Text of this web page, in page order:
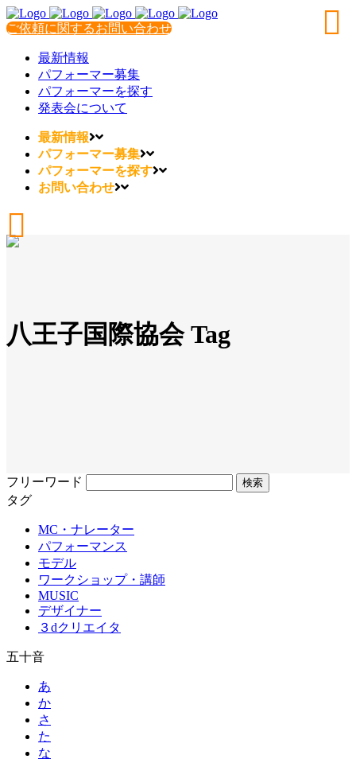
ご依頼に関するお問い合わせ
最新情報
パフォーマー募集
パフォーマーを探す
発表会について
最新情報
パフォーマー募集
パフォーマーを探す
お問い合わせ
八王子国際協会 Tag
フリーワード
タグ
MC・ナレーター
パフォーマンス
モデル
ワークショップ・講師
MUSIC
デザイナー
３dクリエイタ
五十音
あ
か
さ
た
な